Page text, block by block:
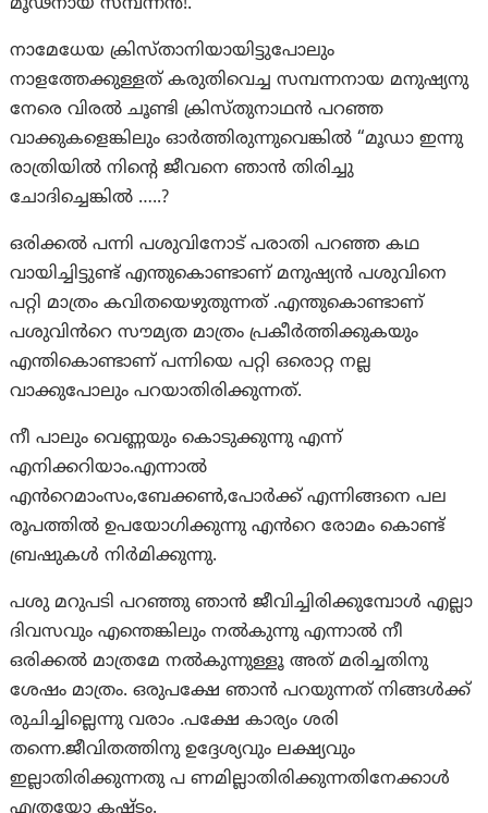
മൂഢനായ സമ്പന്നൻ!.
നാമേധേയ ക്രിസ്താനിയായിട്ടുപോലും
നാളത്തേക്കുള്ളത് കരുതിവെച്ച സമ്പന്നനായ മനുഷ്യനു
നേരെ വിരൽ ചൂണ്ടി ക്രിസ്തുനാഥൻ പറഞ്ഞ
വാക്കുകളെങ്കിലും ഓർത്തിരുന്നുവെങ്കിൽ “മൂഡാ ഇന്നു
രാത്രിയിൽ നിന്റെ ജീവനെ ഞാൻ തിരിച്ചു
ചോദിച്ചെങ്കിൽ …..?
ഒരിക്കൽ പന്നി പശുവിനോട് പരാതി പറഞ്ഞ കഥ
വായിച്ചിട്ടുണ്ട് എന്തുകൊണ്ടാണ് മനുഷ്യൻ പശുവിനെ
പറ്റി മാത്രം കവിതയെഴുതുന്നത് .എന്തുകൊണ്ടാണ്
പശുവിൻറെ സൗമ്യത മാത്രം പ്രകീർത്തിക്കുകയും
എന്തികൊണ്ടാണ് പന്നിയെ പറ്റി ഒരൊറ്റ നല്ല
വാക്കുപോലും പറയാതിരിക്കുന്നത്.
നീ പാലും വെണ്ണയും കൊടുക്കുന്നു എന്ന്
എനിക്കറിയാം.എന്നാൽ
എൻറെമാംസം,ബേക്കൺ,പോർക്ക് എന്നിങ്ങനെ പല
രൂപത്തിൽ ഉപയോഗിക്കുന്നു എൻറെ രോമം കൊണ്ട്
ബ്രഷുകൾ നിർമിക്കുന്നു.
പശു മറുപടി പറഞ്ഞു ഞാൻ ജീവിച്ചിരിക്കുമ്പോൾ എല്ലാ
ദിവസവും എന്തെങ്കിലും നൽകുന്നു എന്നാൽ നീ
ഒരിക്കൽ മാത്രമേ നൽകുന്നുള്ളൂ അത് മരിച്ചതിനു
ശേഷം മാത്രം. ഒരുപക്ഷേ ഞാൻ പറയുന്നത് നിങ്ങൾക്ക്
രുചിച്ചില്ലെന്നു വരാം .പക്ഷേ കാര്യം ശരി
തന്നെ.ജീവിതത്തിനു ഉദ്ദേശ്യവും ലക്ഷ്യവും
ഇല്ലാതിരിക്കുന്നതു പ ണമില്ലാതിരിക്കുന്നതിനേക്കാൾ